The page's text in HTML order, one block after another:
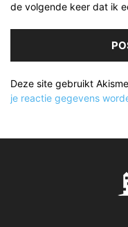
de volgende keer dat ik
Deze site gebruikt
je reactie gegevens